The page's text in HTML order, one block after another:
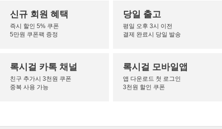
신규 회원 혜택
즉시 할인 5% 쿠폰
5만원 쿠폰팩 증정
당일 출고
평일 오후 3시 이전
결제 완료시 당일 발송
록시걸 카톡 채널
친구 추가시 3천원 쿠폰
중복 사용 가능
록시걸 모바일앱
앱 다운로드 첫 로그인
3천원 할인 쿠폰